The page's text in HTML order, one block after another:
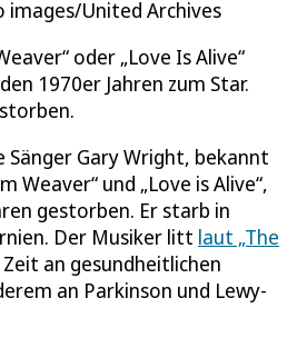
images/United Archives
oder „Love Is Alive“
1970er Jahren zum Star.
Sänger Gary Wright, bekannt
Weaver“ und „Love is Alive“,
gestorben. Er starb in
Der Musiker litt laut „The
an gesundheitlichen
an Parkinson und Lewy-